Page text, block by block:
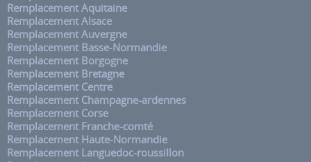
Remplacement Aquitaine
Remplacement Alsace
Remplacement Auvergne
Remplacement Basse-Normandie
Remplacement Borgogne
Remplacement Bretagne
Remplacement Centre
Remplacement Champagne-ardennes
Remplacement Corse
Remplacement Franche-comté
Remplacement Haute-Normandie
Remplacement Languedoc-roussillon